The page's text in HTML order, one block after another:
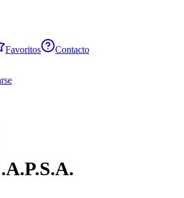
Favoritos Contacto